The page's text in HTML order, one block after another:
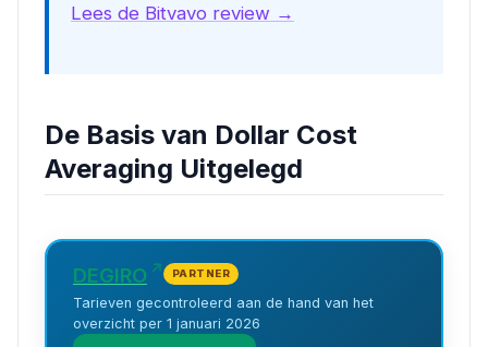
Lees de Bitvavo review →
De Basis van Dollar Cost
Averaging Uitgelegd
DEGIRO PARTNER
Tarieven gecontroleerd aan de hand van het
overzicht per 1 januari 2026